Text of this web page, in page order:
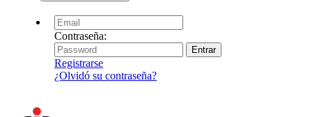
Contraseña:
Registrarse
¿Olvidó su contraseña?